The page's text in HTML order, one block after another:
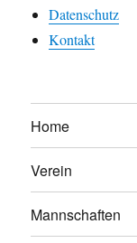
Datenschutz
Kontakt
Home
Verein
Mannschaften